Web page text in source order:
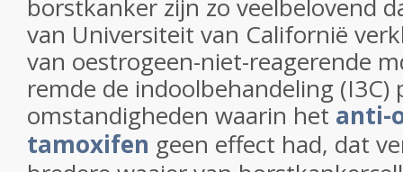
borstkanker zijn zo veelbelovend
van Universiteit van Californië
van oestrogeen-niet-reagerende
remde de indoolbehandeling
omstandigheden waarin het anti-
tamoxifen geen effect had, dat